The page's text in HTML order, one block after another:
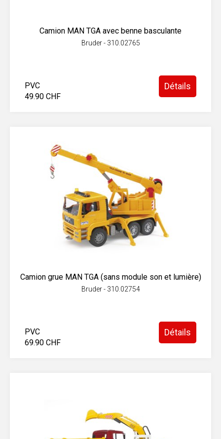
Camion MAN TGA avec benne basculante
Bruder - 310.02765
PVC
49.90 CHF
Détails
Camion grue MAN TGA (sans module son et lumière)
Bruder - 310.02754
PVC
69.90 CHF
Détails